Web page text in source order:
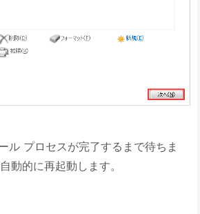
ル プロセスが完了するまで待ちま
動的に再起動します。